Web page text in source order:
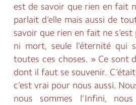
est de savoir que rien en fait
parlait d’elle mais aussi de
savoir que rien en fait ne s’est
ni mort, seule l’éternité qui
toutes ces choses. » Ce sont
dont il faut se souvenir.
c’est vrai pour nous aussi.
nous sommes l’Infini,